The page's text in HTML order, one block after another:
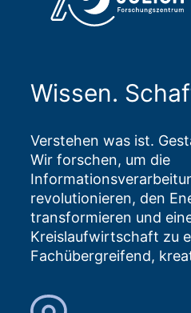
Wissen.
Verstehen was ist.
Wir forschen, um die
revolutionieren, den
transformieren und
Kreislaufwirtschaft zu
Fachübergreifend,